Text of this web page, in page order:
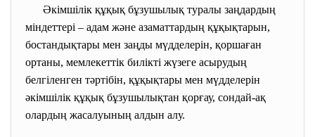
Әкімшілік құқық бұзушылық туралы заңдардың
міндеттері – адам және азаматтардың құқықтарын,
бостандықтары мен заңды мүдделерін, қоршаған
ортаны, мемлекеттік билікті жүзеге асырудың
белгіленген тәртібін, құқықтары мен мүдделерін
әкімшілік құқық бұзушылықтан қорғау, сондай-ақ
олардың жасалуының алдын алу.